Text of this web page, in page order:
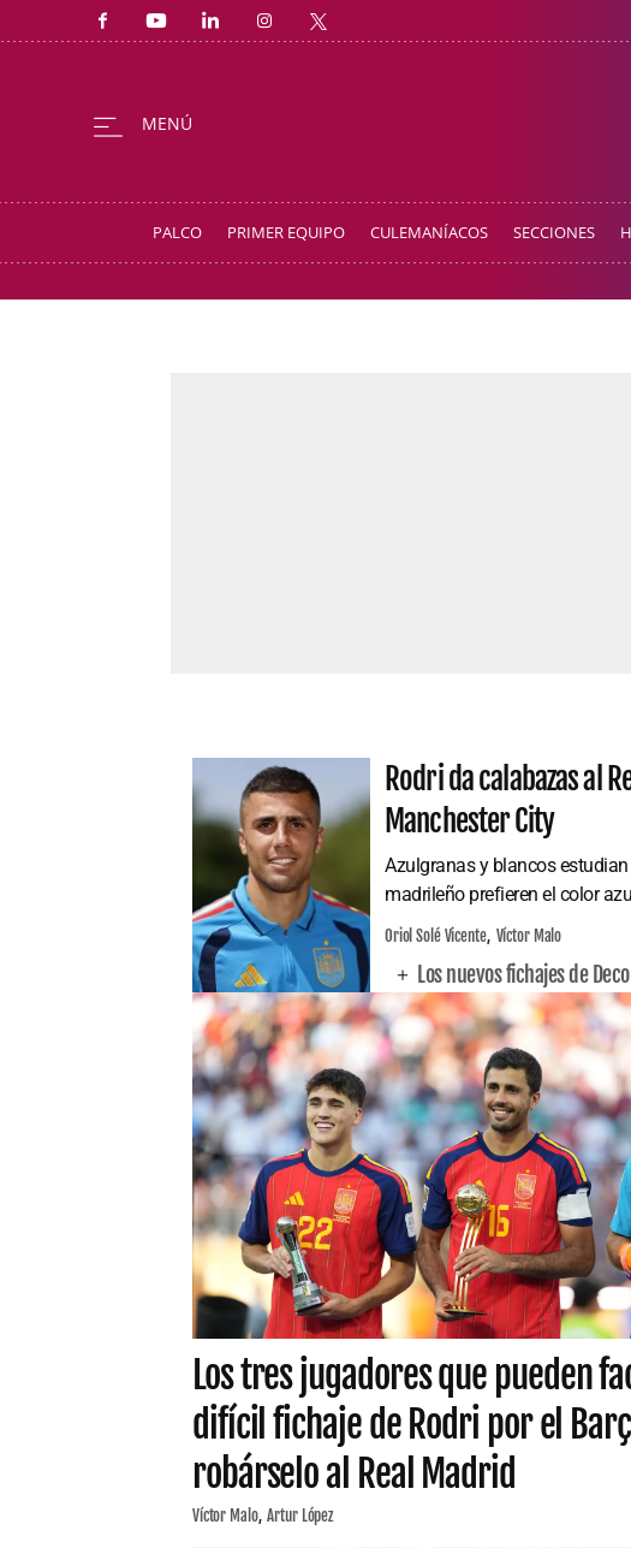
PALCO PRIMER EQUIPO CULEMANÍACOS SECCIONES
Rodri da calabazas al
Manchester City
Azulgranas y blancos
madrileño prefieren el color
Oriol Solé Vicente Víctor Malo
Los nuevos fichajes de
Los tres jugadores que pueden
difícil fichaje de Rodri por el
robárselo al Real Madrid
Víctor Malo Artur López